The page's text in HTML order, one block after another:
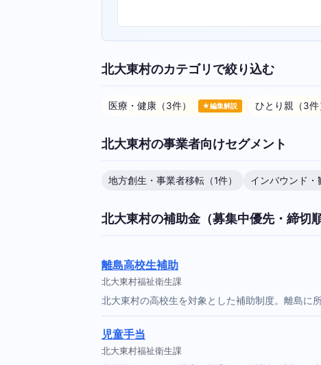
北大東村のカテゴリで絞り込む
医療・健康（3件） ★編集解説 ひとり親（3件
北大東村の事業者向けセグメント
地方創生・事業者移転（1件） インバウンド・
北大東村の補助金（募集中優先・締切順
離島高校生補助
北大東村福祉衛生課
北大東村の高校生を対象とした補助制度。離島に
児童手当
北大東村福祉衛生課